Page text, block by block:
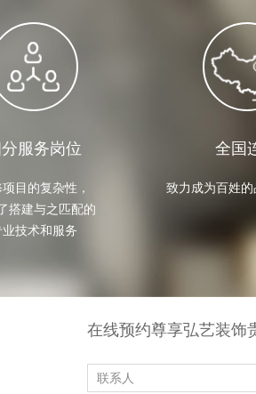
服务岗位
目的复杂性，
搭建与之匹配的
业技术和服务
全国
致力成为百姓的
在线预约尊享弘艺装饰
成功预
1328564**** 成功预约
业主 1648828**** 成功预
业主 1568627**** 成功预
业主 1471582**** 成功预
业主